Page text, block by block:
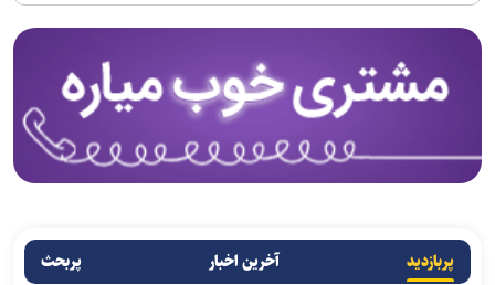
پربازدید آخرین اخبار پربحث